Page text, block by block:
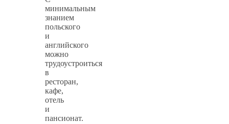
минимальным
знанием
польского
и
английского
можно
трудоустроиться
в
ресторан,
кафе,
отель
и
пансионат.